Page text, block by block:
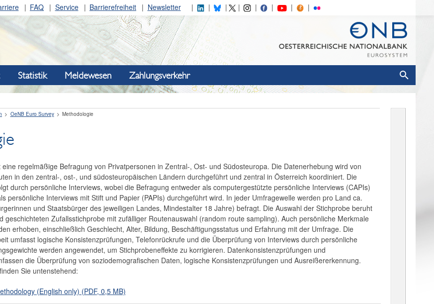
FAQ Service Barrierefreiheit Newsletter
Statistik Meldewesen Zahlungsverkehr
OeNB Euro Survey Methodologie
eine regelmäßige Befragung von Privatpersonen in Zentral-, Ost- und Südosteuropa. Die Datenerhebung wird von
in den zentral-, ost-, und südosteuropäischen Ländern durchgeführt und zentral in Österreich koordiniert. Die
durch persönliche Interviews, wobei die Befragung entweder als computergestützte persönliche Interviews (CAPIs)
persönliche Interviews mit Stift und Papier (PAPIs) durchgeführt wird. In jeder Umfragewelle werden pro Land ca.
und Staatsbürger des jeweiligen Landes, Mindestalter 18 Jahre) befragt. Die Auswahl der Stichprobe beruht
geschichteten Zufallsstichprobe mit zufälliger Routenauswahl (random route sampling). Auch persönliche Merkmale
erhoben, einschließlich Geschlecht, Alter, Bildung, Beschäftigungsstatus und Erfahrung mit der Umfrage. Die
umfasst logische Konsistenzprüfungen, Telefonrückrufe und die Überprüfung von Interviews durch persönliche
werden angewendet, um Stichprobeneffekte zu korrigieren. Datenkonsistenzprüfungen und
die Überprüfung von soziodemografischen Daten, logische Konsistenzprüfungen und Ausreißererkennung.
Sie untenstehend:
(English only) (PDF, 0,5 MB)